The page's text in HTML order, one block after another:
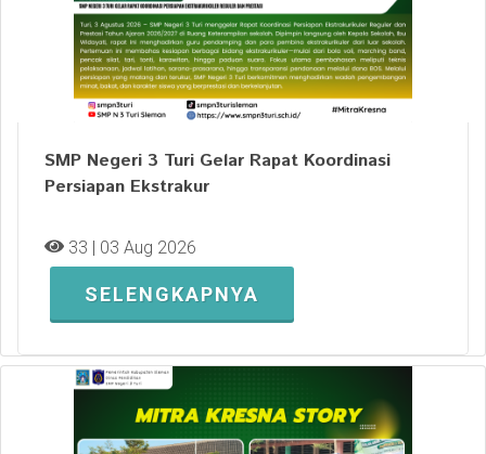
SMP Negeri 3 Turi Gelar Rapat Koordinasi
Persiapan Ekstrakur
33 | 03 Aug 2026
SELENGKAPNYA